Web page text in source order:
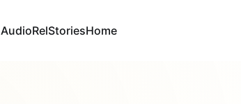
AudioRelStoriesHome